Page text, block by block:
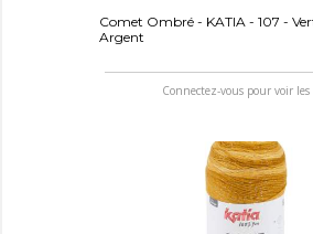
Comet Ombré - KATIA - 107 -
Argent
Connectez-vous pour voir